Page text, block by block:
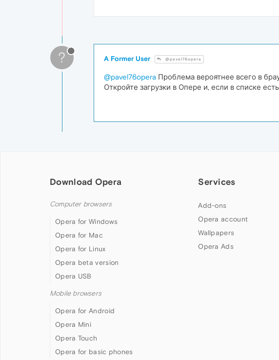
? A Former User @pavel76opera
@pavel76opera Проблема вероятнее всего в
Откройте загрузки в Опере и, если в списке
Download Opera
Computer browsers
Opera for Windows
Opera for Mac
Opera for Linux
Opera beta version
Opera USB
Mobile browsers
Opera for Android
Opera Mini
Opera Touch
Opera for basic phones
Services
Add-ons
Opera account
Wallpapers
Opera Ads